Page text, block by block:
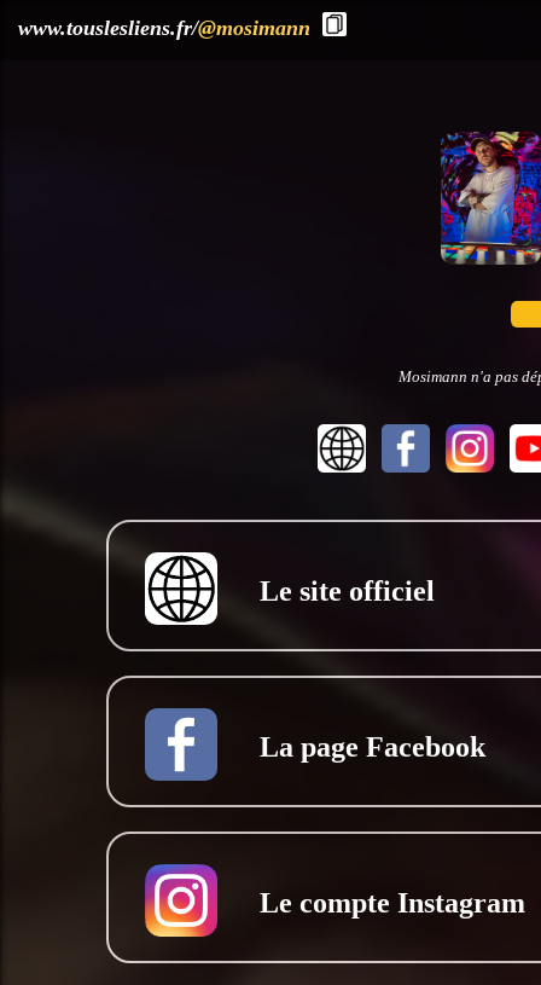
www.touslesliens.fr/@mosimann
Mosimann n'a pas
Le site officiel
La page Facebook
Le compte Instagram